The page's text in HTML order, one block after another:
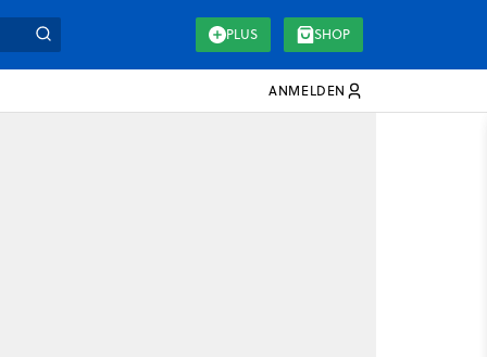
PLUS SHOP
ANMELDEN